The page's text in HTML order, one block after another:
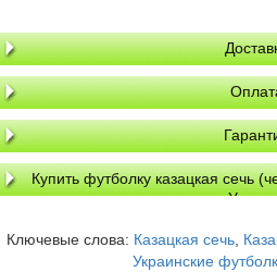
Купить футболку казацкая сечь
Ключевые слова: Казацкая сечь,
Украинские